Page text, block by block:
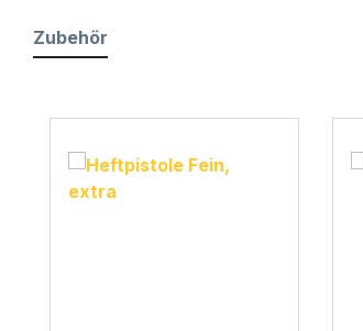
Zubehör